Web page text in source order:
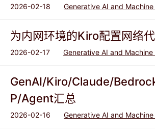
2026-02-18 Generative AI and
为内网环境的Kiro配置网络
2026-02-17 Generative AI and Machine
GenAI/Kiro/Claude/
P/Agent汇总
2026-02-16 Generative AI and